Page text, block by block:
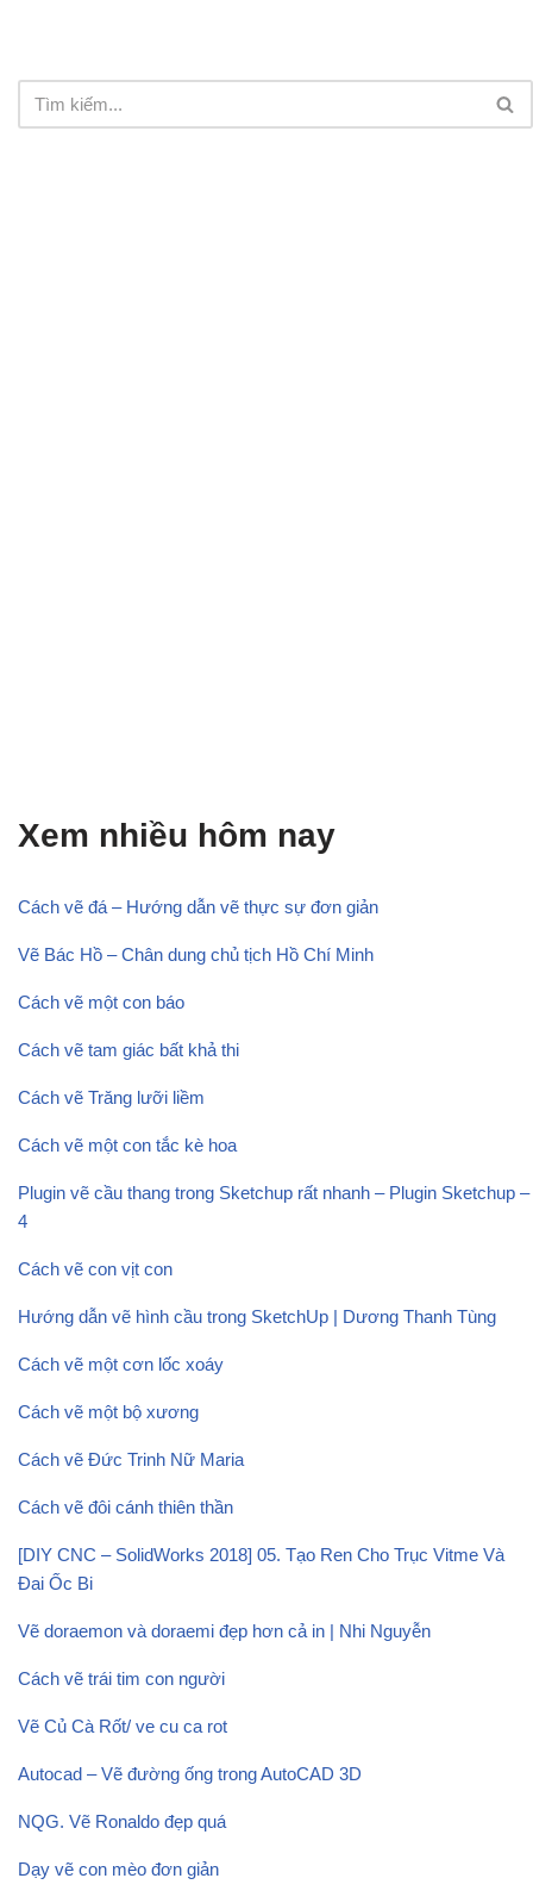
Xem nhiều hôm nay
Cách vẽ đá – Hướng dẫn vẽ thực sự đơn giản
Vẽ Bác Hồ – Chân dung chủ tịch Hồ Chí Minh
Cách vẽ một con báo
Cách vẽ tam giác bất khả thi
Cách vẽ Trăng lưỡi liềm
Cách vẽ một con tắc kè hoa
Plugin vẽ cầu thang trong Sketchup rất nhanh – Plugin Sketchup –
4
Cách vẽ con vịt con
Hướng dẫn vẽ hình cầu trong SketchUp | Dương Thanh Tùng
Cách vẽ một cơn lốc xoáy
Cách vẽ một bộ xương
Cách vẽ Đức Trinh Nữ Maria
Cách vẽ đôi cánh thiên thần
[DIY CNC – SolidWorks 2018] 05. Tạo Ren Cho Trục Vitme Và
Đai Ốc Bi
Vẽ doraemon và doraemi đẹp hơn cả in | Nhi Nguyễn
Cách vẽ trái tim con người
Vẽ Củ Cà Rốt/ ve cu ca rot
Autocad – Vẽ đường ống trong AutoCAD 3D
NQG. Vẽ Ronaldo đẹp quá
Dạy vẽ con mèo đơn giản